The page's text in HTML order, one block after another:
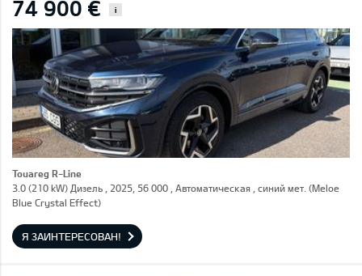
74 900 € i
Touareg R-Line
3.0 (210 kW) Дизель , 2025, 56 000 , Автоматическая , синий мет. (Meloe
Blue Crystal Effect)
Я ЗАИНТЕРЕСОВАН!